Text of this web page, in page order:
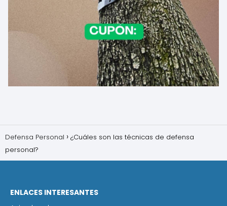
Defensa Personal
¿Cuáles son las técnicas de defensa
personal?
ENLACES INTERESANTES